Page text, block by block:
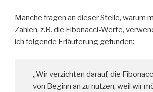
Manche fragen an dieser Stelle, warum
Zahlen, z.B. die Fibonacci-Werte,
ich folgende Erläuterung gefunden:
„Wir verzichten darauf, die
von Beginn an zu nutzen, weil wir